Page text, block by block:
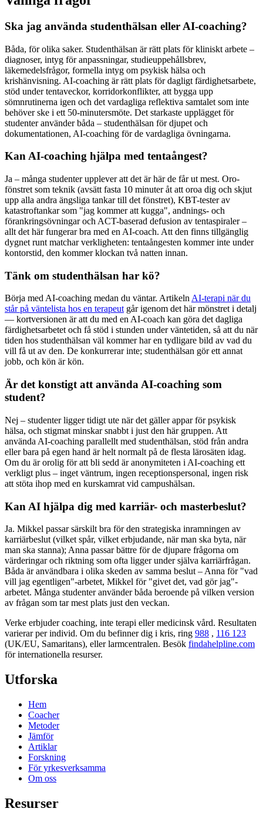
Ska jag använda studenthälsan eller AI-coaching?
Båda, för olika saker. Studenthälsan är rätt plats för kliniskt arbete –
diagnoser, intyg för anpassningar, studieuppehållsbrev,
läkemedelsfrågor, formella intyg om psykisk hälsa och
krishänvisning. AI-coaching är rätt plats för dagligt färdighetsarbete,
stöd under tentaveckor, korridorkonflikter, att bygga upp
sömnrutinerna igen och det vardagliga reflektiva samtalet som inte
behöver ske i ett 50-minutersmöte. Det starkaste upplägget för
studenter använder båda – studenthälsan för djupet och
dokumentationen, AI-coaching för de vardagliga övningarna.
Kan AI-coaching hjälpa med tentaångest?
Ja – många studenter upplever att det är här de får ut mest. Oro-
fönstret som teknik (avsätt fasta 10 minuter åt att oroa dig och skjut
upp alla andra ängsliga tankar till det fönstret), KBT-tester av
katastroftankar som "jag kommer att kugga", andnings- och
förankringsövningar och ACT-baserad defusion av tentaspiraler –
allt det här fungerar bra med en AI-coach. Att den finns tillgänglig
dygnet runt matchar verkligheten: tentaångesten kommer inte under
kontorstid, den kommer klockan två natten innan.
Tänk om studenthälsan har kö?
Börja med AI-coaching medan du väntar. ArtikelnAI-terapi när du
står på väntelista hos en terapeutgår igenom det här mönstret i detalj
— kortversionen är att du med en AI-coach kan göra det dagliga
färdighetsarbetet och få stöd i stunden under väntetiden, så att du när
tiden hos studenthälsan väl kommer har en tydligare bild av vad du
vill få ut av den. De konkurrerar inte; studenthälsan gör ett annat
jobb, och kön är kön.
Är det konstigt att använda AI-coaching som
student?
Nej – studenter ligger tidigt ute när det gäller appar för psykisk
hälsa, och stigmat minskar snabbt i just den här gruppen. Att
använda AI-coaching parallellt med studenthälsan, stöd från andra
eller bara på egen hand är helt normalt på de flesta lärosäten idag.
Om du är orolig för att bli sedd är anonymiteten i AI-coaching ett
verkligt plus – inget väntrum, ingen receptionspersonal, ingen risk
att stöta ihop med en kurskamrat vid campushälsan.
Kan AI hjälpa dig med karriär- och masterbeslut?
Ja. Mikkel passar särskilt bra för den strategiska inramningen av
karriärbeslut (vilket spår, vilket erbjudande, när man ska byta, när
man ska stanna); Anna passar bättre för de djupare frågorna om
värderingar och riktning som ofta ligger under själva karriärfrågan.
Båda är användbara i olika skeden av samma beslut – Anna för "vad
vill jag egentligen"-arbetet, Mikkel för "givet det, vad gör jag"-
arbetet. Många studenter använder båda beroende på vilken version
av frågan som tar mest plats just den veckan.
Verke erbjuder coaching, inte terapi eller medicinsk vård. Resultaten
varierar per individ. Om du befinner dig i kris, ring 988 , 116 123
(UK/EU, Samaritans), eller larmcentralen. Besök findahelpline.com
för internationella resurser.
Utforska
Hem
Coacher
Metoder
Jämför
Artiklar
Forskning
För yrkesverksamma
Om oss
Resurser